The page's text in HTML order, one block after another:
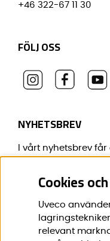
+46 322-67 11 30
FÖLJ OSS
NYHETSBREV
I vårt nyhetsbrev
Cookies
Uveco
relevant